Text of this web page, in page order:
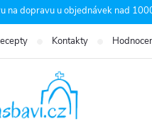
na dopravu u objednávek nad
Kontakty